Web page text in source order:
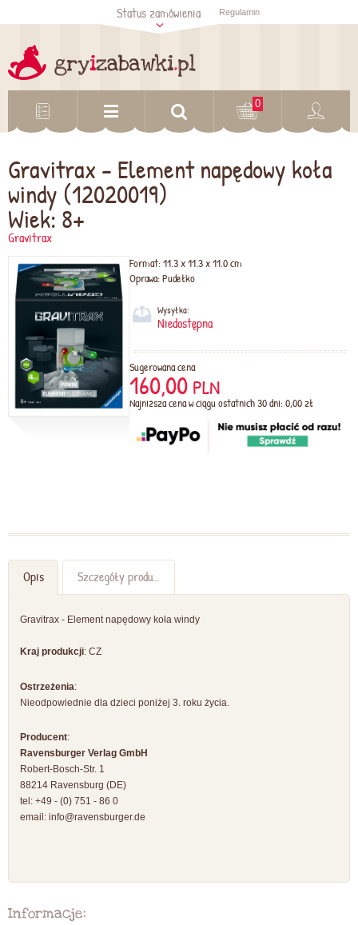
Sprawdź status
zamówienia
Status zamówienia Regulamin
0
Gravitrax - Element napędowy koła
windy (12020019)
Wiek: 8+
Gravitrax
Format:11.3 x 11.3 x 11.0 cm
Oprawa:Pudełko
Wysyłka:
Niedostępna
Sugerowana cena
160,00 PLN
Najniższa cena w ciągu ostatnich 30 dni: 0,00 zł
Opis Szczegóły produktu
Gravitrax - Element napędowy koła windy
Kraj produkcji: CZ
Ostrzeżenia:
Nieodpowiednie dla dzieci poniżej 3. roku życia.
Producent:
Ravensburger Verlag GmbH
Robert-Bosch-Str. 1
88214 Ravensburg (DE)
tel: +49 - (0) 751 - 86 0
email: info@ravensburger.de
Informacje: